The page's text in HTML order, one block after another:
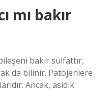
mı bakır
bakır sülfattır,
da bilinir. Patojenlere
Ancak, asidik